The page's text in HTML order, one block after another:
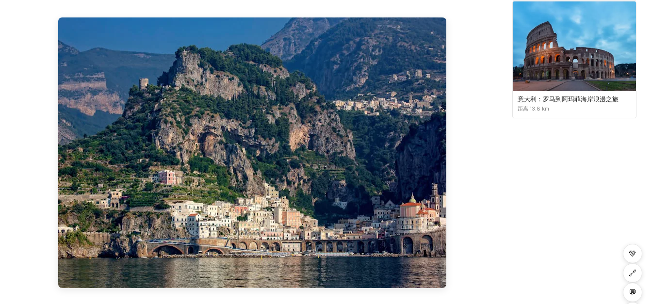
意大利：罗马到阿玛菲海岸浪漫之旅
距离 13.8 km
💚
🔗
💬